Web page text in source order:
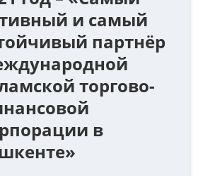
и самый
партнёр
торгово-
в